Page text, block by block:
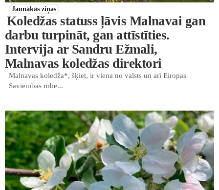
Jaunākās ziņas
Koledžas statuss ļāvis Malnavai gan
darbu turpināt, gan attīstīties.
Intervija ar Sandru Ežmali,
Malnavas koledžas direktori
Malnavas koledža*, šķiet, ir viena no valsts un arī Eiropas
Savienības robe...